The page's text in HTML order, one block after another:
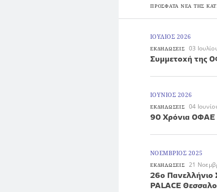
ΠΡΟΣΦΑΤΑ ΝΕΑ ΤΗΣ
ΙΟΥΛΙΟΣ 2026
ΕΚΔΗΛΩΣΕΙΣ 03
Συμμετοχή της
ΙΟΥΝΙΟΣ 2026
ΕΚΔΗΛΩΣΕΙΣ 04
90 Χρόνια ΟΦΑΕ
ΝΟΕΜΒΡΙΟΣ 2025
ΕΚΔΗΛΩΣΕΙΣ 21
26ο Πανελλήνιο
PALACE